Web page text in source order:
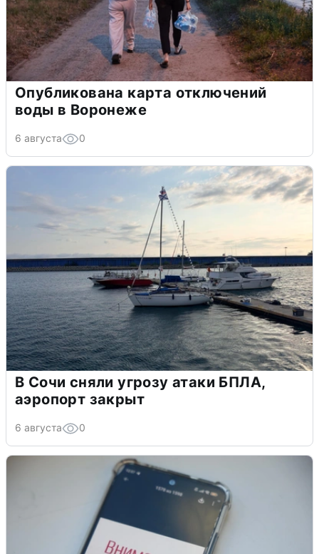
Опубликована карта отключений
воды в Воронеже
6 августа 0
В Сочи сняли угрозу атаки БПЛА,
аэропорт закрыт
6 августа 0